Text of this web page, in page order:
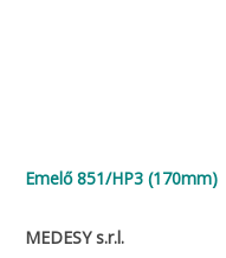
Emelő 851/HP3 (170mm)
MEDESY s.r.l.